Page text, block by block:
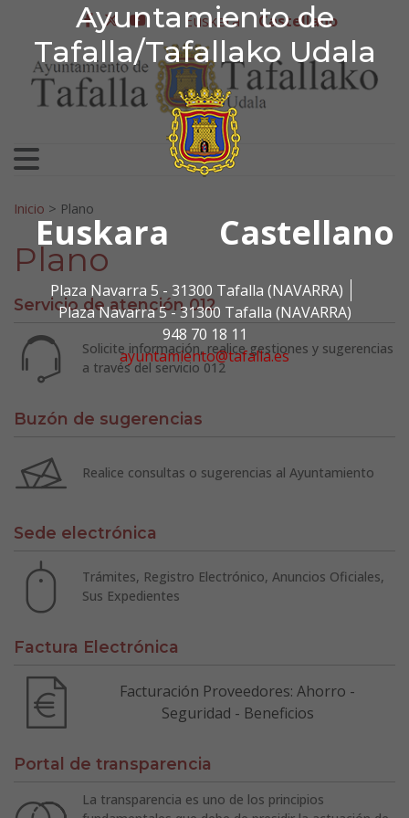
Ayuntamiento de
Tafalla/Tafallako Udala
Euskara Castellano
Plaza Navarra 5 - 31300 Tafalla (NAVARRA)
Plaza Navarra 5 - 31300 Tafalla (NAVARRA)
948 70 18 11
ayuntamiento@tafalla.es
Ir al contenido
Ayuntamiento de
facebook
twitter
youtube
Euskera Castellano
Search for:
Inicio > Plano
Plano
Servicio de atención 012
Solicite información, realice gestiones y sugerencias
a través del servicio 012
Buzón de sugerencias
Realice consultas o sugerencias al Ayuntamiento
Sede electrónica
Trámites, Registro Electrónico, Anuncios Oficiales,
Sus Expedientes
Factura Electrónica
Facturación Proveedores: Ahorro -
Seguridad - Beneficios
Portal de transparencia
La transparencia es uno de los principios